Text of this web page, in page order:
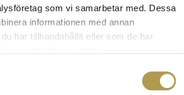
som vi samarbetar med. Dessa
informationen med annan
har tillhandahållit eller som de har
de smutsen bättre. Indierna döpte